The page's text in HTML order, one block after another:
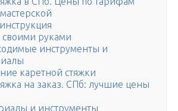
своими руками
инструменты и
каретной стяжки
на заказ. СПб: лучшие цены
и инструменты